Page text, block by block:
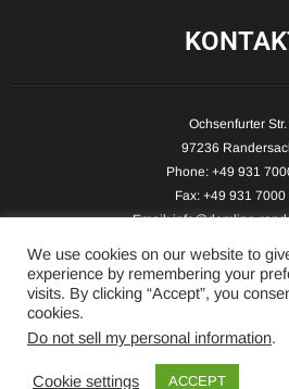
Ochsenfurter Str.
97236
Phone: +49 931
Fax: +49 931 7000
Email:info@demling-
Copyright © 2026 Hotel-Café
We use cookies on our website to
experience by remembering your
visits. By clicking “Accept”, you
cookies.
Do not sell my personal information.
Cookie settings ACCEPT